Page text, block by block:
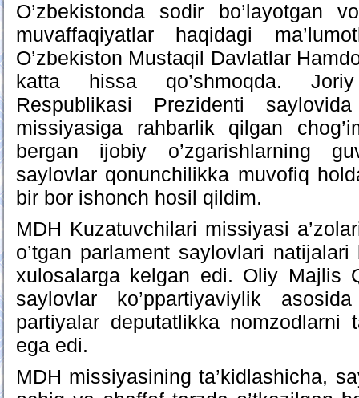
O’zbekistonda sodir bo’layotgan
muvaffaqiyatlar haqidagi
O’zbekiston Mustaqil Davlatlar
katta hissa qo’shmoqda.
Respublikasi Prezidenti
missiyasiga rahbarlik qilgan
bergan ijobiy o’zgarishlarning
saylovlar qonunchilikka muvofiq
bir bor ishonch hosil qildim.
MDH Kuzatuvchilari missiyasi
o’tgan parlament saylovlari natijalari
xulosalarga kelgan edi. Oliy Majlis
saylovlar ko’ppartiyaviylik
partiyalar deputatlikka nomzodlarni
ega edi.
MDH missiyasining ta’kidlashicha,